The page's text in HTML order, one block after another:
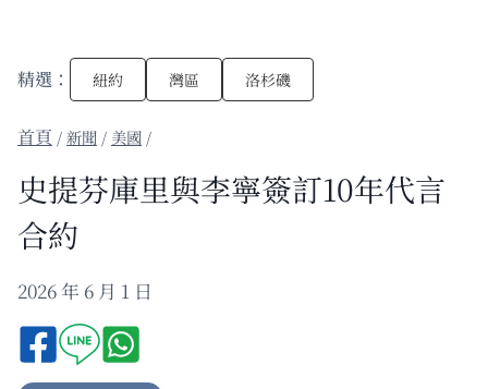
精選： 紐約 灣區 洛杉磯
/新聞 / 美國 /
史提芬庫里與李寧簽訂10年代言
合約
2026 年 6 月 1 日